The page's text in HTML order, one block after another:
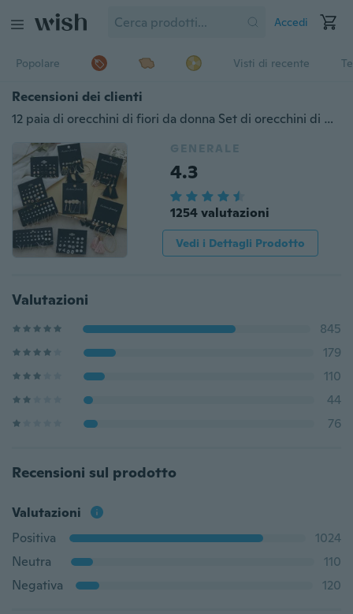
Accedi
Popolare Visti di recente
Recensioni dei clienti
12 paia di orecchini di fiori da donna Set di orecchini di perle di cristallo Orecchini Boho geometrici con nappe per le donne 2020 Regalo di gioielli
GENERALE
4.3
1254 valutazioni
Vedi i Dettagli Prodotto
Valutazioni
845
179
110
44
76
Recensioni sul prodotto
Valutazioni
Positiva
1024
Neutra
110
Negativa
120